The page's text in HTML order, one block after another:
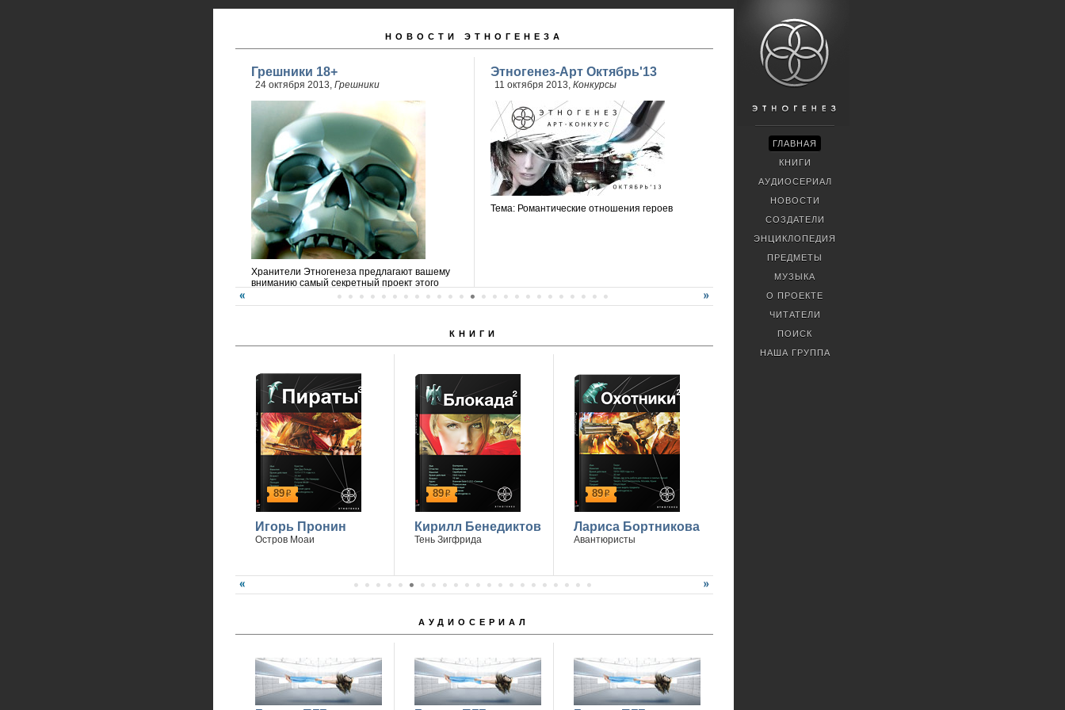
НОВОСТИ ЭТНОГЕНЕЗА
Грешники 18+
24 октября 2013, Грешники
Хранители Этногенеза предлагают вашему
вниманию самый секретный проект этого
Этногенез-Арт Октябрь'13
11 октября 2013, Конкурсы
Тема: Романтические отношения героев
КНИГИ
89р
Игорь Пронин
Остров Моаи
89р
Кирилл Бенедиктов
Тень Зигфрида
89р
Лариса Бортникова
Авантюристы
АУДИОСЕРИАЛ
ГЛАВНАЯ
КНИГИ
АУДИОСЕРИАЛ
НОВОСТИ
СОЗДАТЕЛИ
ЭНЦИКЛОПЕДИЯ
ПРЕДМЕТЫ
МУЗЫКА
О ПРОЕКТЕ
ЧИТАТЕЛИ
ПОИСК
НАША ГРУППА